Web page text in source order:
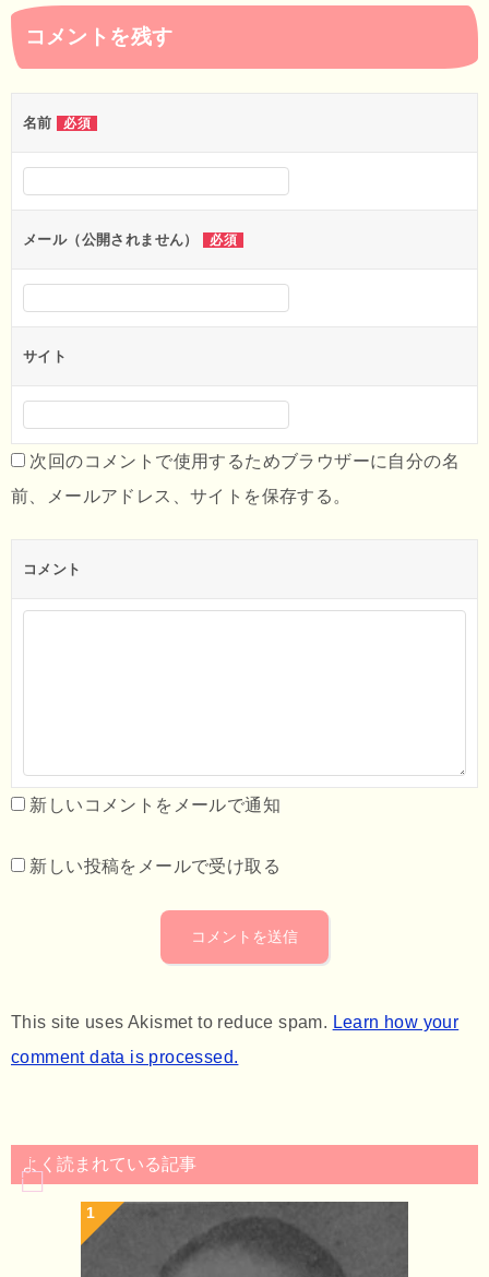
ナ
ビ
ー
ョ
コメントを残す
名前 必須
メール（公開されません） 必須
サイト
次回のコメントで使用するためブラウザーに自分の名
前、メールアドレス、サイトを保存する。
コメント
新しいコメントをメールで通知
新しい投稿をメールで受け取る
This site uses Akismet to reduce spam. Learn how your
comment data is processed.
よく読まれている記事